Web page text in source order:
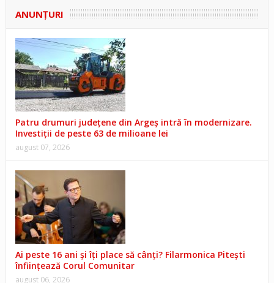
ANUNŢURI
Patru drumuri județene din Argeș intră în modernizare.
Investiții de peste 63 de milioane lei
august 07, 2026
Ai peste 16 ani și îți place să cânți? Filarmonica Pitești
înființează Corul Comunitar
august 06, 2026